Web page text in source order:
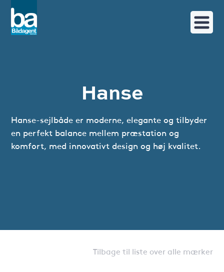
Hanse
Hanse-sejlbåde er moderne, elegante og tilbyder
en perfekt balance mellem præstation og
komfort, med innovativt design og høj kvalitet.
Tilbage til liste over alle mærker